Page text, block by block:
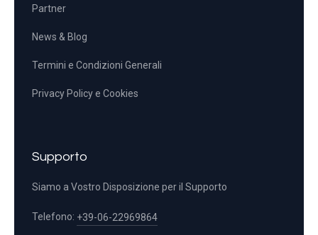
Partner
News & Blog
Termini e Condizioni Generali
Privacy Policy e Cookies
Supporto
Siamo a Vostro Disposizione per il Supporto
Telefono: +39-06-22969864